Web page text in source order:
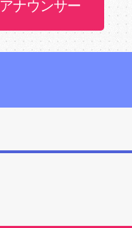
アナウンサー